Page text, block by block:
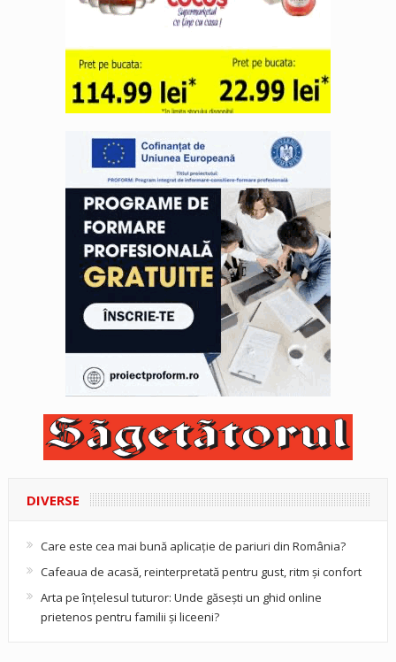
DIVERSE
Care este cea mai bună aplicație de pariuri din România?
Cafeaua de acasă, reinterpretată pentru gust, ritm și confort
Arta pe înțelesul tuturor: Unde găsești un ghid online
prietenos pentru familii și liceeni?